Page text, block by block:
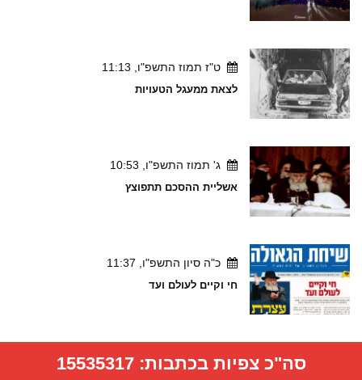
ט"ז תמוז התשפ"ו, 11:13
לצאת ממעגל הטעויות
ג' תמוז התשפ"ו, 10:53
אשליית ההסכם תתפוצץ
כ"ה סיון התשפ"ו, 11:37
חי וקיים לעולם ועד
סה"כ צפיות בכתבות:15535317